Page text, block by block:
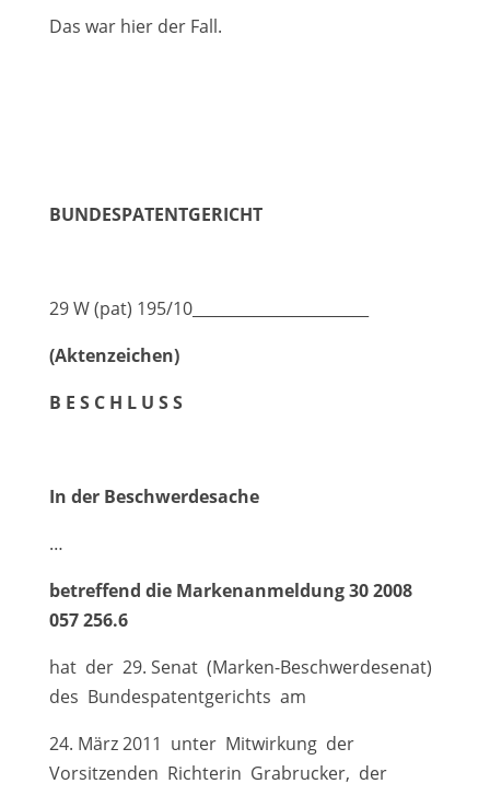
Das war hier der Fall.
BUNDESPATENTGERICHT
29 W (pat) 195/10_______________________
(Aktenzeichen)
B E S C H L U S S
In der Beschwerdesache
…
betreffend die Markenanmeldung 30 2008
057 256.6
hat der 29. Senat (Marken-Beschwerdesenat)
des Bundespatentgerichts am
24. März 2011 unter Mitwirkung der
Vorsitzenden Richterin Grabrucker, der